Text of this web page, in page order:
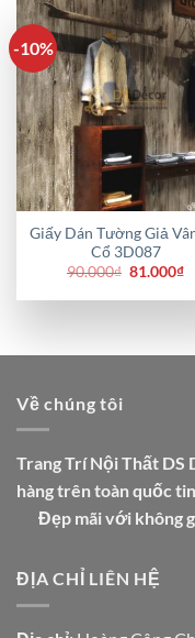
-10%
Giấy Dán Tường Giả
Cổ 3D087
90.000₫ Giá
là:
81.000₫
Về chúng tôi
Trang Trí Nội Thất DS
hàng trên toàn quốc
Đẹp mãi với không
ĐỊA CHỈ LIÊN HỆ